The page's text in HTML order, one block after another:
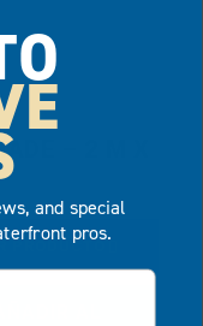
– 2 M X
PRODUCTO
and special
pros.